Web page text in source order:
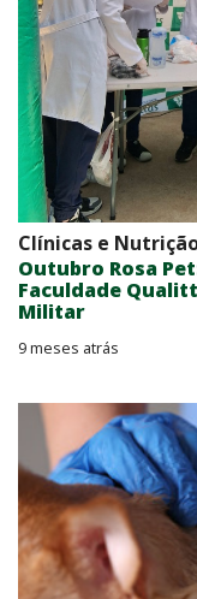
Clínicas e
Outubro Rosa
Faculdade
Militar
9 meses atrás